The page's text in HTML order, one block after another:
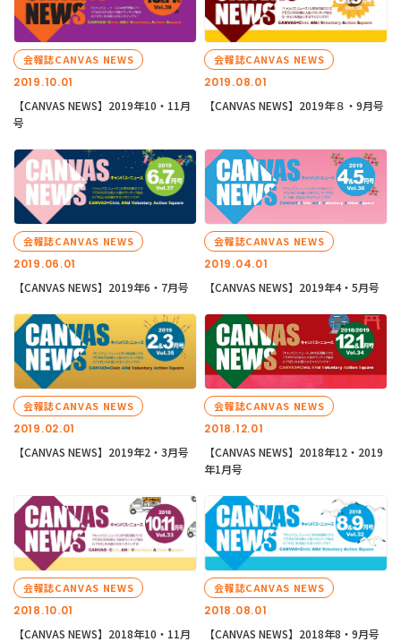
2019.10.01
会報誌CANVAS NEWS
【CANVAS NEWS】2019年10・11月
号
2019.08.01
会報誌CANVAS NEWS
【CANVAS NEWS】2019年８・9月号
2019.06.01
会報誌CANVAS NEWS
【CANVAS NEWS】2019年6・7月号
2019.04.01
会報誌CANVAS NEWS
【CANVAS NEWS】2019年4・5月号
2019.02.01
会報誌CANVAS NEWS
【CANVAS NEWS】2019年2・3月号
2018.12.01
会報誌CANVAS NEWS
【CANVAS NEWS】2018年12・2019
年1月号
2018.10.01
会報誌CANVAS NEWS
【CANVAS NEWS】2018年10・11月
2018.08.01
会報誌CANVAS NEWS
【CANVAS NEWS】2018年8・9月号